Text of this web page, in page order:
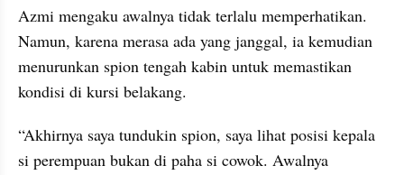
Azmi mengaku awalnya tidak terlalu memperhatikan.
Namun, karena merasa ada yang janggal, ia kemudian
menurunkan spion tengah kabin untuk memastikan
kondisi di kursi belakang.
“Akhirnya saya tundukin spion, saya lihat posisi kepala
si perempuan bukan di paha si cowok. Awalnya